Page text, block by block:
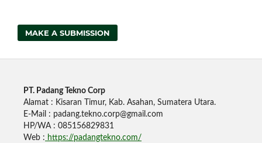
MAKE A SUBMISSION
PT. Padang Tekno Corp
Alamat : Kisaran Timur, Kab. Asahan, Sumatera Utara.
E-Mail : padang.tekno.corp@gmail.com
HP/WA : 085156829831
Web : https://padangtekno.com/